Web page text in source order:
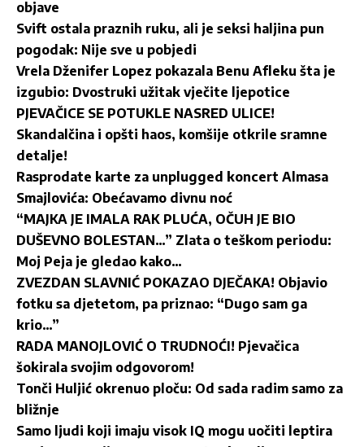
objave
Svift ostala praznih ruku, ali je seksi haljina pun
pogodak: Nije sve u pobjedi
Vrela Dženifer Lopez pokazala Benu Afleku šta je
izgubio: Dvostruki užitak vječite ljepotice
PJEVAČICE SE POTUKLE NASRED ULICE!
Skandalčina i opšti haos, komšije otkrile sramne
detalje!
Rasprodate karte za unplugged koncert Almasa
Smajlovića: Obećavamo divnu noć
“MAJKA JE IMALA RAK PLUĆA, OČUH JE BIO
DUŠEVNO BOLESTAN…” Zlata o teškom periodu:
Moj Peja je gledao kako…
ZVEZDAN SLAVNIĆ POKAZAO DJEČAKA! Objavio
fotku sa djetetom, pa priznao: “Dugo sam ga
krio…”
RADA MANOJLOVIĆ O TRUDNOĆI! Pjevačica
šokirala svojim odgovorom!
Tonči Huljić okrenuo ploču: Od sada radim samo za
bližnje
Samo ljudi koji imaju visok IQ mogu uočiti leptira